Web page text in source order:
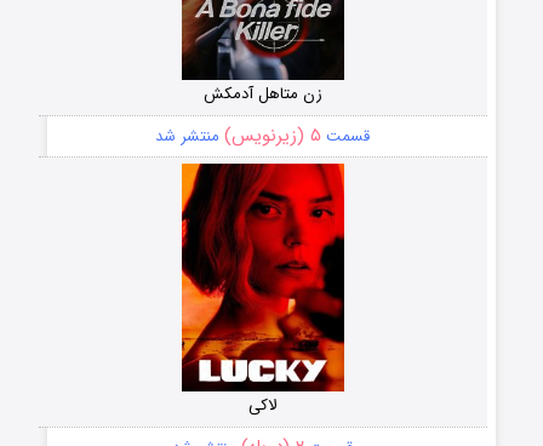
زن متاهل آدمکش
قسمت ۵ (زیرنویس) منتشر شد
لاکی